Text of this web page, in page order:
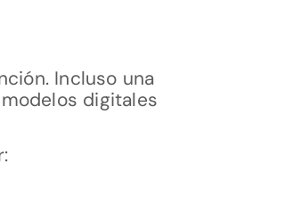
Incluso una
digitales